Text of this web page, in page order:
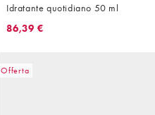
Idratante quotidiano 50 ml
86,39 €
Offerta